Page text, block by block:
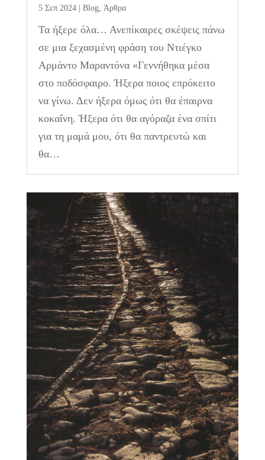
5 Σεπ 2024| Blog, Άρθρα
Τα ήξερε όλα… Ανεπίκαιρες σκέψεις πάνω
σε μια ξεχασμένη φράση του Ντιέγκο
Αρμάντο Μαραντόνα «Γεννήθηκα μέσα
στο ποδόσφαιρο. Ήξερα ποιος επρόκειτο
να γίνω. Δεν ήξερα όμως ότι θα έπαιρνα
κοκαΐνη. Ήξερα ότι θα αγόραζα ένα σπίτι
για τη μαμά μου, ότι θα παντρευτώ και
θα…